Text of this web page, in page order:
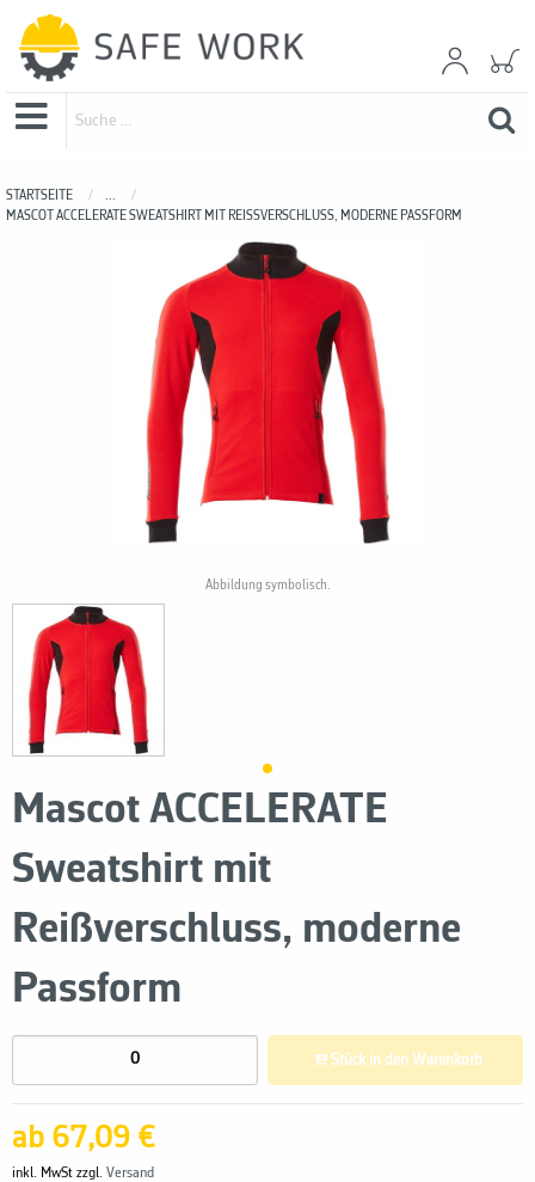
STARTSEITE
...
MASCOT ACCELERATE SWEATSHIRT MIT REISSVERSCHLUSS, MODERNE PASSFORM
Mascot ACCELERATE
Sweatshirt mit
Reißverschluss, moderne
Passform
Abbildung symbolisch.
ab 67,09 €
inkl. MwSt zzgl. Versand
Stück in den Warenkorb